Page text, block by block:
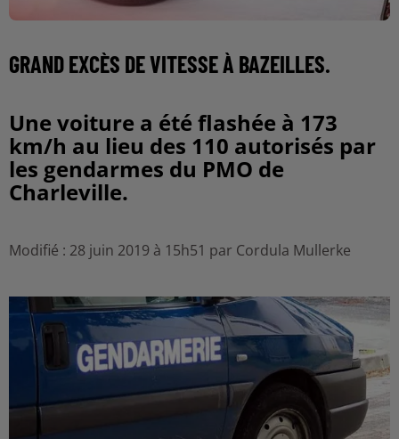
GRAND EXCÈS DE VITESSE À BAZEILLES.
Une voiture a été flashée à 173
km/h au lieu des 110 autorisés par
les gendarmes du PMO de
Charleville.
Modifié : 28 juin 2019 à 15h51 par Cordula Mullerke